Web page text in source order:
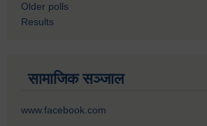
Older polls
Results
सामाजिक सञ्जाल
www.facebook.com